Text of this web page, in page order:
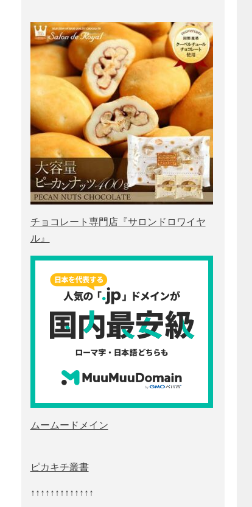
チョコレート専門店『サロンドロワイヤ
ル』
ムームードメイン
ピカキチ叢書
↑↑↑↑↑↑↑↑↑↑↑↑↑